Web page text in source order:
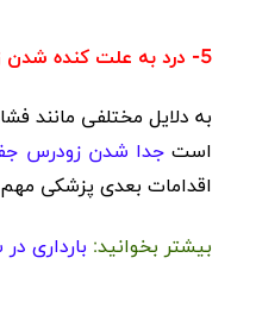
5- درد به علت کنده شدن زودرس جفت
به دلایل مختلفی مانند
استجدا شدن زودرس
اقدامات بعدی پزشکی
بیشتر بخوانید: بارداری در سنین